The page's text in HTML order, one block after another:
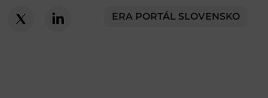
ERA PORTÁL SLOVENSKO